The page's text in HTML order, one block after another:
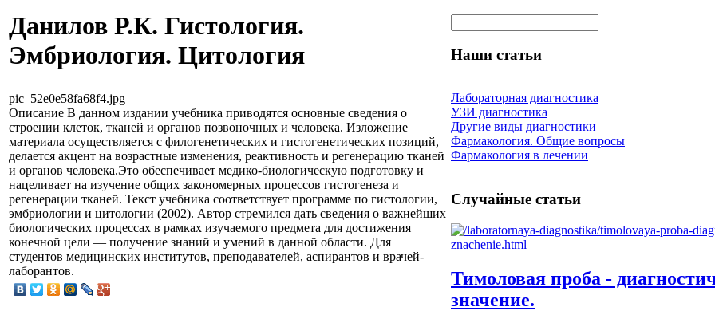
Данилов Р.К. Гистология.
Эмбриология. Цитология
pic_52e0e58fa68f4.jpg
Описание В данном издании учебника приводятся основные сведения о
строении клеток, тканей и органов позвоночных и человека. Изложение
материала осуществляется с филогенетических и гистогенетических позиций,
делается акцент на возрастные изменения, реактивность и регенерацию тканей
и органов человека.Это обеспечивает медико-биологическую подготовку и
нацеливает на изучение общих закономерных процессов гистогенеза и
регенерации тканей. Текст учебника соответствует программе по гистологии,
эмбриологии и цитологии (2002). Автор стремился дать сведения о важнейших
биологических процессах в рамках изучаемого предмета для достижения
конечной цели — получение знаний и умений в данной области. Для
студентов медицинских институтов, преподавателей, аспирантов и врачей-
лаборантов.
Наши статьи
Лабораторная диагностика
УЗИ диагностика
Другие виды диагностики
Фармакология. Общие вопросы
Фармакология в лечении
Случайные статьи
Тимоловая проба -
значение.